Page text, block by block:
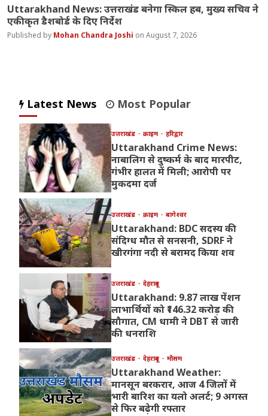
Uttarakhand News: उत्तराखंड बनेगा स्किल हब, मुख्य सचिव ने
एकीकृत डैशबोर्ड के दिए निर्देश
Mohan Chandra Joshi August 7, 2026
Latest News Most Popular
उत्तराखंड क्राइम हरिद्वार
Uttarakhand Crime News:
नाबालिग से दुष्कर्म के बाद मारपीट,
गंभीर हालत में मिली; आरोपी पर
मुकदमा दर्ज
उत्तराखंड क्राइम बागेश्वर
Uttarakhand: BDC सदस्य की
संदिग्ध मौत से सनसनी, SDRF ने
खीरगंगा नदी से बरामद किया शव
उत्तराखंड देहरादून
Uttarakhand: 9.87 लाख पेंशन
लाभार्थियों को ₹146.32 करोड़ की
सौगात, CM धामी ने DBT से जारी
की धनराशि
उत्तराखंड देहरादून मौसम
Uttarakhand Weather:
मानसून बरकरार, आज 4 जिलों में
भारी बारिश का यलो अलर्ट; 9 अगस्त
से फिर बढ़ेगी रफ्तार